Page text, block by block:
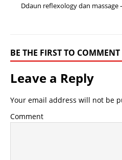
Ddaun reflexology dan massage
BE THE FIRST TO COMMENT
Leave a Reply
Your email address will not be
Comment